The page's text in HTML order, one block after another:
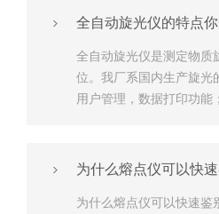
全自动旋光仪的特点
全自动旋光仪是测定物质
位。我厂系国内生产旋光
用户管理，数据打印功能
为什么熔点仪可以快
为什么熔点仪可以快速